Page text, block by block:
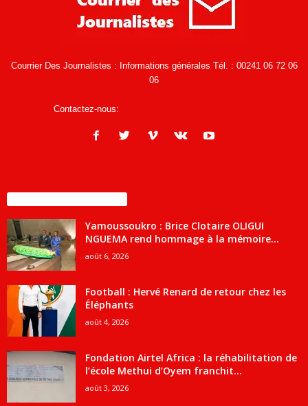
Courrier Des Journalistes : Informations générales Tél. : 00241 06 72 06
06
Contactez-nous:
Yamoussoukro : Brice Clotaire OLIGUI
NGUEMA rend hommage à la mémoire...
août 6, 2026
Football : Hervé Renard de retour chez les
Éléphants
août 4, 2026
Fondation Airtel Africa : la réhabilitation de
l’école Methui d’Oyem franchit...
août 3, 2026